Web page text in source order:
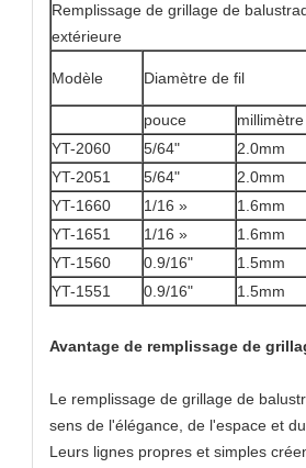
Remplissage de grillage de
extérieure
Modèle Diamètre de fil
pouce
millimètre
YT-2060
5/64" 2.0mm
YT-2051
5/64" 2.0mm
YT-1660
1/16 » 1.6mm
YT-1651
1/16 » 1.6mm
YT-1560
0.9/16" 1.5mm
YT-1551
0.9/16" 1.5mm
Avantage de remplissage de
Le remplissage de grillage de
sens de l'élégance, de l'espace et
Leurs lignes propres et simples